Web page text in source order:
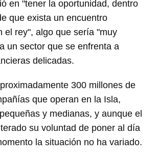
en "tener la oportunidad, dentro
que exista un encuentro
el rey", algo que sería "muy
un sector que se enfrenta a
delicadas.
300 millones de
que operan en la Isla,
y medianas, y aunque el
su voluntad de poner al día
la situación no ha variado.